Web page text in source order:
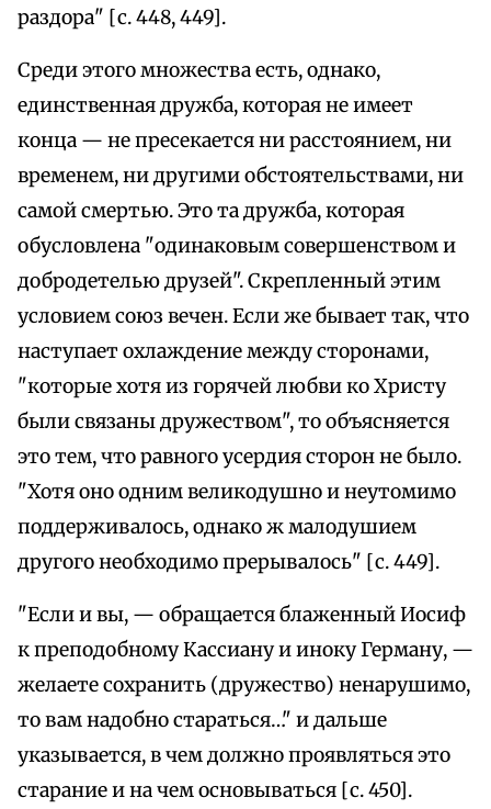
раздора" [с. 448, 449].
Среди этого множества есть, однако,
единственная дружба, которая не имеет
конца — не пресекается ни расстоянием, ни
временем, ни другими обстоятельствами, ни
самой смертью. Это та дружба, которая
обусловлена "одинаковым совершенством и
добродетелью друзей". Скрепленный этим
условием союз вечен. Если же бывает так, что
наступает охлаждение между сторонами,
"которые хотя из горячей любви ко Христу
были связаны дружеством", то объясняется
это тем, что равного усердия сторон не было.
"Хотя оно одним великодушно и неутомимо
поддерживалось, однако ж малодушием
другого необходимо прерывалось" [с. 449].
"Если и вы, — обращается блаженный Иосиф
к преподобному Кассиану и иноку Герману, —
желаете сохранить (дружество) ненарушимо,
то вам надобно стараться…" и дальше
указывается, в чем должно проявляться это
старание и на чем основываться [с. 450].